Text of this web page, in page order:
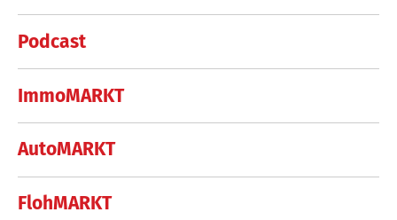
Podcast
ImmoMARKT
AutoMARKT
FlohMARKT